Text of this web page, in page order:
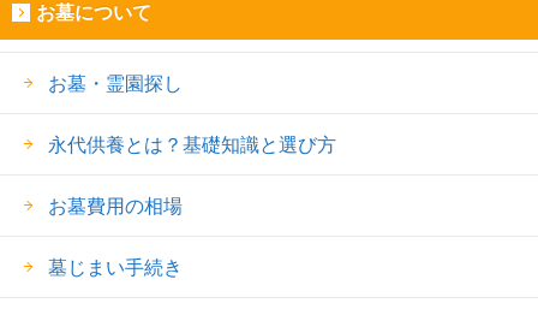
お墓について
お墓・霊園探し
永代供養とは？基礎知識と選び方
お墓費用の相場
墓じまい手続き